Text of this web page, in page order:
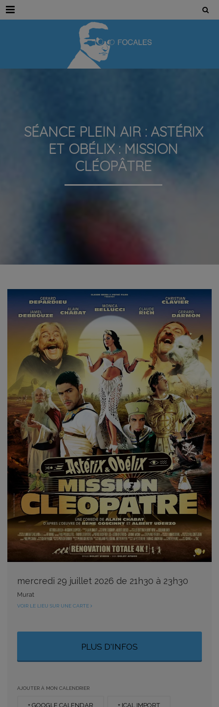
Menu
SÉANCE PLEIN AIR : ASTÉRIX
ET OBÉLIX : MISSION
CLÉOPÂTRE
mercredi 29 juillet 2026 de 21h30 à 23h30
Murat
VOIR LE LIEU SUR UNE CARTE
PLUS D'INFOS
AJOUTER À MON CALENDRIER
+ GOOGLE CALENDAR + ICAL IMPORT